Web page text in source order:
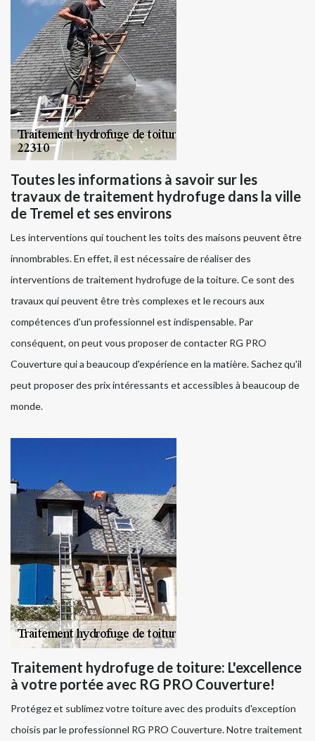
Toutes les informations à savoir sur les
travaux de traitement hydrofuge dans la ville
de Tremel et ses environs
Les interventions qui touchent les toits des maisons peuvent être
innombrables. En effet, il est nécessaire de réaliser des
interventions de traitement hydrofuge de la toiture. Ce sont des
travaux qui peuvent être très complexes et le recours aux
compétences d'un professionnel est indispensable. Par
conséquent, on peut vous proposer de contacter RG PRO
Couverture qui a beaucoup d'expérience en la matière. Sachez qu'il
peut proposer des prix intéressants et accessibles à beaucoup de
monde.
Traitement hydrofuge de toiture: L'excellence
à votre portée avec RG PRO Couverture!
Protégez et sublimez votre toiture avec des produits d'exception
choisis par le professionnel RG PRO Couverture. Notre traitement